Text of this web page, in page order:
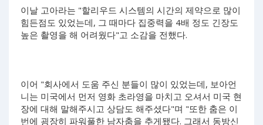
이날 고아라는 "할리우드 시스템의 시간의 제약으로 많이
힘든점도 있었는데, 그 때마다 집중력을 4배 정도 긴장도
높은 촬영을 해 어려웠다"고 소감을 전했다.
이어 "회사에서 도움 주신 분들이 많이 있었는데, 보아언
니는 미국에서 먼저 영화 초라영을 마치고 오셔서 미국 현
장에 대해 말해주시고 상담도 해주셨다"며 "또한 춤은 이
번에 굉장히 파워풀한 남자춤을 추게됐다. 그래서 동방신